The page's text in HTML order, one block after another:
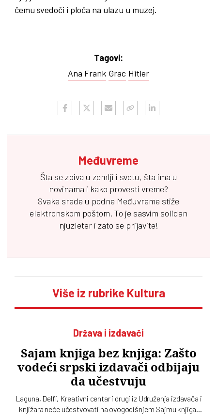
čemu svedoči i ploča na ulazu u muzej.
Tagovi:
Ana Frank Grac Hitler
Međuvreme
Šta se zbiva u zemlji i svetu, šta ima u
novinama i kako provesti vreme?
Svake srede u podne Međuvreme stiže
elektronskom poštom. To je sasvim solidan
njuzleter i zato se prijavite!
Više iz rubrike Kultura
Država i izdavači
Sajam knjiga bez knjiga: Zašto
vodeći srpski izdavači odbijaju
da učestvuju
Laguna, Delfi, Kreativni centar i drugi iz Udruženja izdavača i
knjižara neće učestvovati na ovogodišnjem Sajmu knjiga.